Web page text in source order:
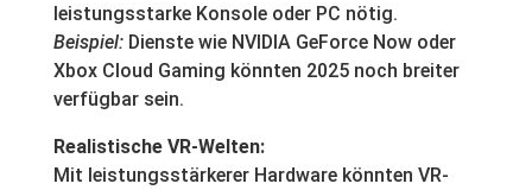
leistungsstarke Konsole oder PC nötig.
Beispiel:Dienste wie NVIDIA GeForce Now oder
Xbox Cloud Gaming könnten 2025 noch breiter
verfügbar sein.
Realistische VR-Welten:
Mit leistungsstärkerer Hardware könnten VR-